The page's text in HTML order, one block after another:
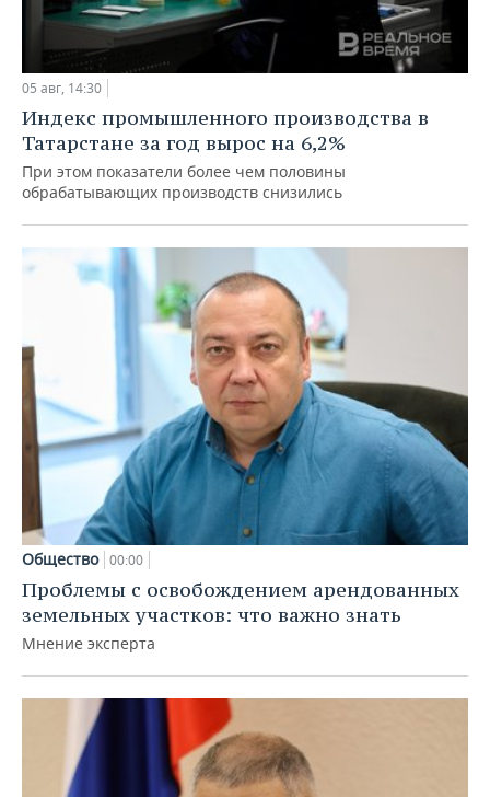
05 авг, 14:30
Индекс промышленного производства в
Татарстане за год вырос на 6,2%
При этом показатели более чем половины
обрабатывающих производств снизились
Общество 00:00
Проблемы с освобождением арендованных
земельных участков: что важно знать
Мнение эксперта